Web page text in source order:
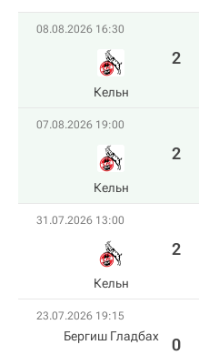
08.08.2026 16:30
Кельн
2
07.08.2026 19:00
Кельн
2
31.07.2026 13:00
Кельн
2
23.07.2026 19:15
Бергиш Гладбах 0